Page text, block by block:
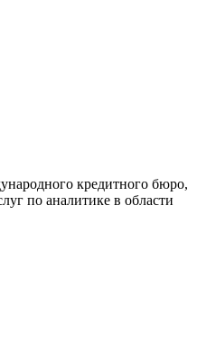
кредитного бюро,
по аналитике в области